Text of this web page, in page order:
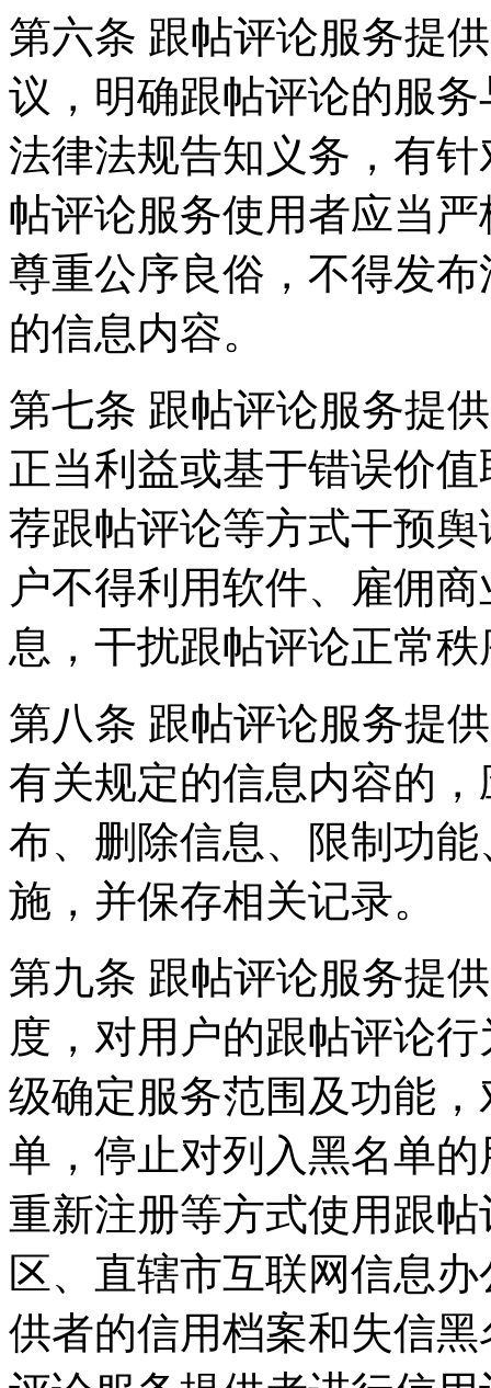
第六条 跟帖评论服务提
议，明确跟帖评论的服
法律法规告知义务，有
帖评论服务使用者应当
尊重公序良俗，不得发
的信息内容。
第七条 跟帖评论服务提
正当利益或基于错误价
荐跟帖评论等方式干预
户不得利用软件、雇佣
息，干扰跟帖评论正常
第八条 跟帖评论服务提
有关规定的信息内容的
布、删除信息、限制功
施，并保存相关记录。
第九条 跟帖评论服务提
度，对用户的跟帖评论
级确定服务范围及功能
单，停止对列入黑名单
重新注册等方式使用跟
区、直辖市互联网信息
供者的信用档案和失信